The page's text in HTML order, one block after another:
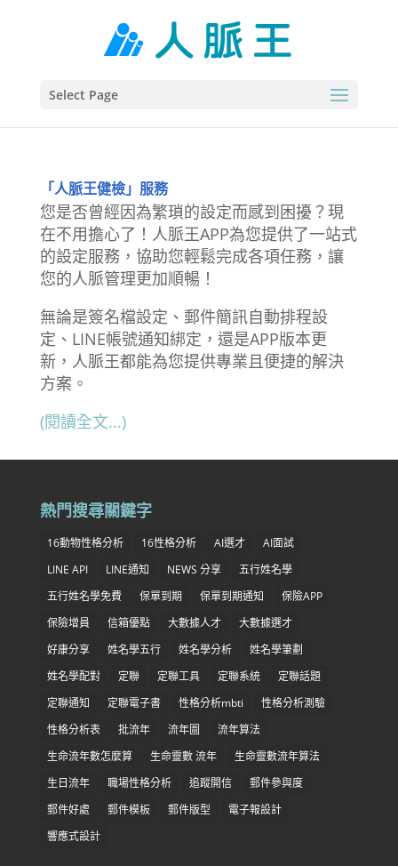
Select Page
「人脈王健檢」服務
您是否曾經因為繁瑣的設定而感到困擾？現
在不用擔心了！人脈王APP為您提供了一站式
的設定服務，協助您輕鬆完成各項任務，讓
您的人脈管理更加順暢！
無論是簽名檔設定、郵件簡訊自動排程設
定、LINE帳號通知綁定，還是APP版本更
新，人脈王都能為您提供專業且便捷的解決
方案。
(閱讀全文...)
熱門搜尋關鍵字
16動物性格分析 16性格分析 AI選才
AI面試
LINE API
LINE通知 NEWS 分享
五行姓名學
五行姓名學免費
保單到期 保單到期通知
保險APP
保險增員
信箱優點 大數據人才
大數據選才
好康分享
姓名學五行 姓名學分析
姓名學筆劃
姓名學配對
定聯 定聯工具 定聯系統
定聯話題
定聯通知
定聯電子書 性格分析mbti
性格分析測驗
性格分析表
批流年 流年圖
流年算法
生命流年數怎麼算
生命靈數 流年
生命靈數流年算法
生日流年
職場性格分析 追蹤開信
郵件參與度
郵件好處
郵件模板 郵件版型
電子報設計
響應式設計